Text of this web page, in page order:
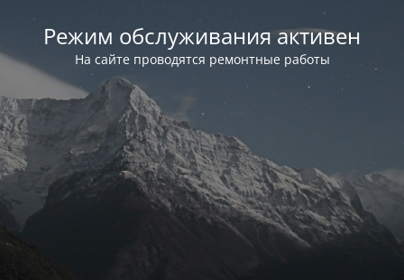
Режим обслуживания активен
На сайте проводятся ремонтные работы